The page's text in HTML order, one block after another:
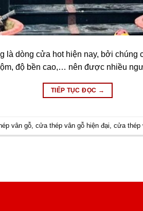
là dòng cửa hot hiện nay, bởi
độ bền cao,… nên được nhiều
TIẾP TỤC ĐỌC →
vân gỗ ,cửa thép vân gỗ hiện đại ,cửa thép